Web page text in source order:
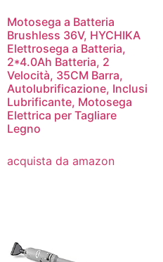
Motosega a Batteria
Brushless 36V, HYCHIKA
Elettrosega a Batteria,
2*4.0Ah Batteria, 2
Velocità, 35CM Barra,
Autolubrificazione, Inclusi
Lubrificante, Motosega
Elettrica per Tagliare
Legno
acquista da amazon